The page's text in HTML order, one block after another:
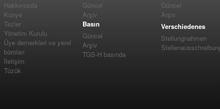
Hakkımızda
Künye
Tezler
Yönetim Kurulu
Üye dernerkleri ve yerel
büroları
İletişim
Tüzük
Güncel
Arşiv
Basın
Güncel
Arşiv
TGS-H basında
Güncel
Arşiv
Verschiedenes
Stellungnahmen